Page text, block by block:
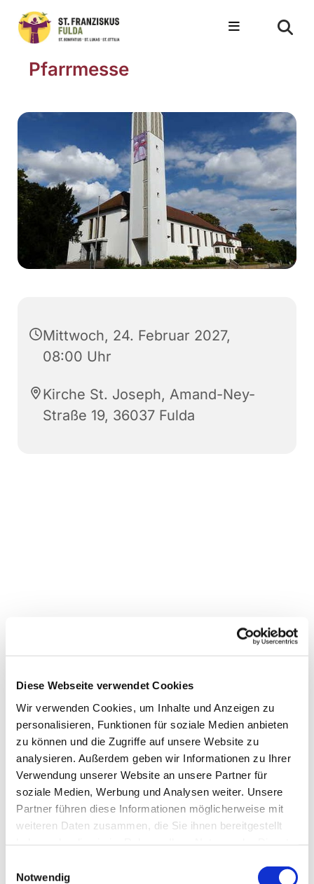
Diese Webseite verwendet Cookies
Wir verwenden Cookies, um Inhalte und Anzeigen zu
personalisieren, Funktionen für soziale Medien anbieten
zu können und die Zugriffe auf unsere Website zu
analysieren. Außerdem geben wir Informationen zu Ihrer
Verwendung unserer Website an unsere Partner für
soziale Medien, Werbung und Analysen weiter. Unsere
Partner führen diese Informationen möglicherweise mit
weiteren Daten zusammen, die Sie ihnen bereitgestellt
Notwendig
Pfarrmesse
Mittwoch, 24. Februar 2027,
08:00 Uhr
Kirche St. Joseph, Amand-Ney-
Straße 19, 36037 Fulda
Dies könnte Sie auch
interessieren